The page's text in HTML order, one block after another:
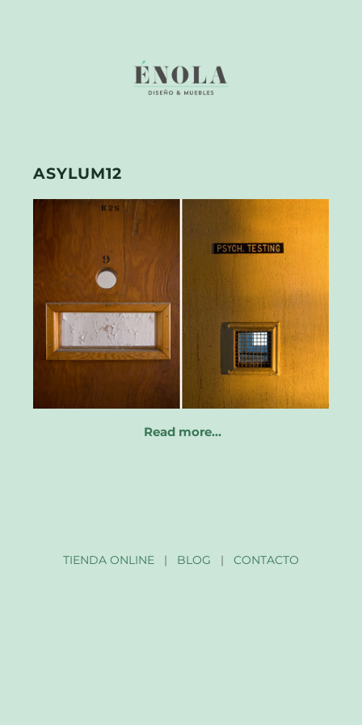
ASYLUM12
Read more…
TIENDA ONLINE| BLOG | CONTACTO